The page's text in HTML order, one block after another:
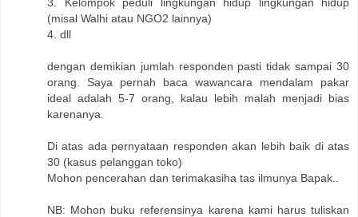
(misal Walhi atau NGO2 lainnya)
4. dll
dengan demikian jumlah responden pasti tidak sampai 30
orang. Saya pernah baca wawancara mendalam pakar
ideal adalah 5-7 orang, kalau lebih malah menjadi bias
karenanya.
Di atas ada pernyataan responden akan lebih baik di atas
30 (kasus pelanggan toko)
Mohon pencerahan dan terimakasiha tas ilmunya Bapak..
NB: Mohon buku referensinya karena kami harus tuliskan